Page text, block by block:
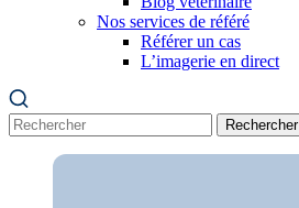
Nos services de référé
Référer un cas
L’imagerie en direct
Rechercher